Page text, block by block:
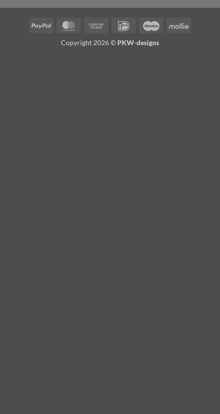
PayPal MasterCardCash
Pickup
IDeal Maestro Mollie
Copyright 2026 © PKW-designs